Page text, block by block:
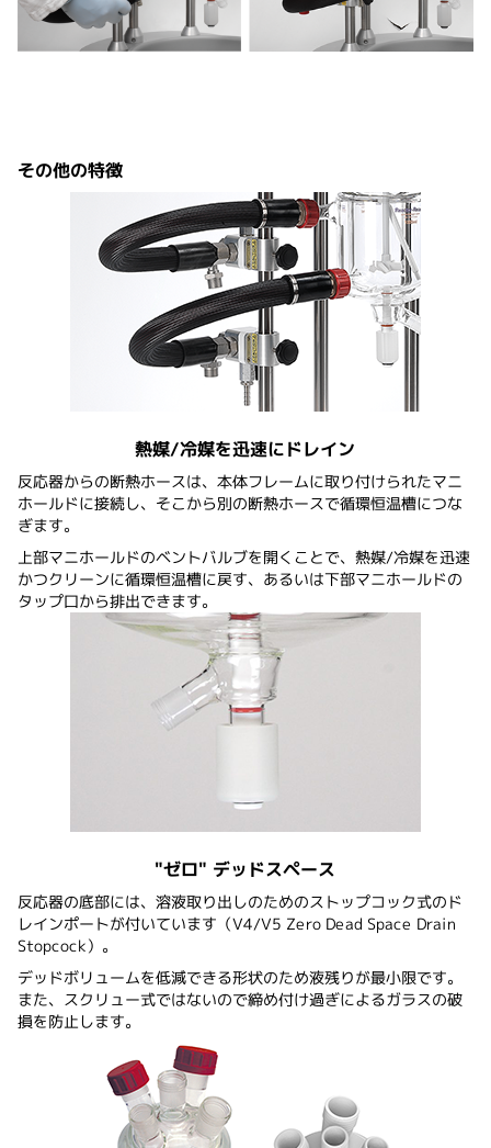
その他の特徴
熱媒/冷媒を迅速にドレイン
反応器からの断熱ホースは、本体フレームに取り付けられたマニ
ホールドに接続し、そこから別の断熱ホースで循環恒温槽につな
ぎます。
上部マニホールドのベントバルブを開くことで、熱媒/冷媒を迅速
かつクリーンに循環恒温槽に戻す、あるいは下部マニホールドの
タップ口から排出できます。
"ゼロ" デッドスペース
反応器の底部には、溶液取り出しのためのストップコック式のド
レインポートが付いています（V4/V5 Zero Dead Space Drain
Stopcock）。
デッドボリュームを低減できる形状のため液残りが最小限です。
また、スクリュー式ではないので締め付け過ぎによるガラスの破
損を防止します。